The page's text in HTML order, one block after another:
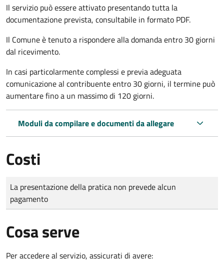
Il servizio può essere attivato presentando tutta la
documentazione prevista, consultabile in formato PDF.
Il Comune è tenuto a rispondere alla domanda entro 30 giorni
dal ricevimento.
In casi particolarmente complessi e previa adeguata
comunicazione al contribuente entro 30 giorni, il termine può
aumentare fino a un massimo di 120 giorni.
Moduli da compilare e documenti da allegare
Costi
Tipo di pagamento
Importo
La presentazione della pratica non prevede alcun
pagamento
Cosa serve
Per accedere al servizio, assicurati di avere: